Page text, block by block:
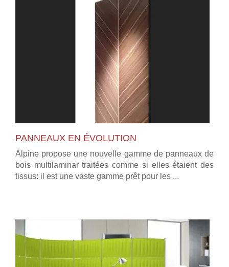
PANNEAUX EN ÉVOLUTION
Alpine propose une nouvelle gamme de panneaux de
bois multilaminar traitées comme si elles étaient des
tissus: il est une vaste gamme prêt pour les ...